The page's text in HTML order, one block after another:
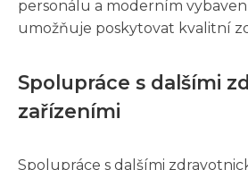
personálu a moderním
umožňuje poskytovat kvalitní
Spolupráce s dalšími
zařízeními
Spolupráce s dalšími